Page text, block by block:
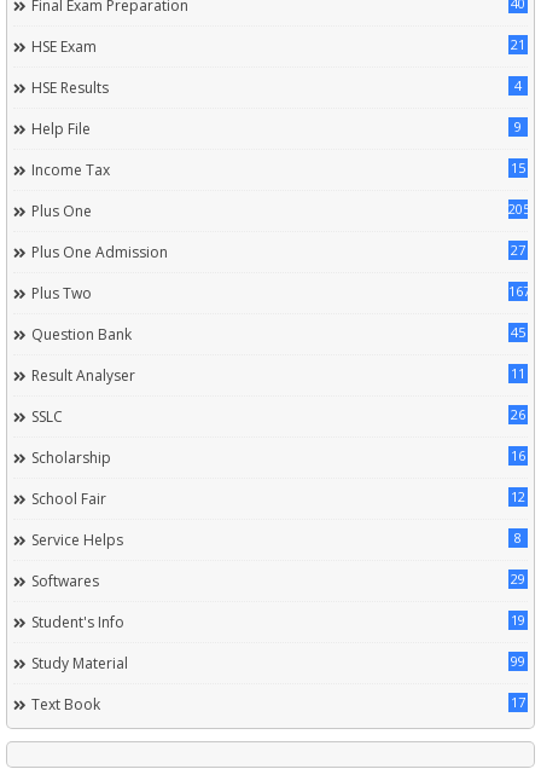
Final Exam Preparation
HSE Exam 21
HSE Results 4
Help File 9
Income Tax 15
Plus One 205
Plus One Admission 27
Plus Two 167
Question Bank 45
Result Analyser 11
SSLC 26
Scholarship 16
School Fair 12
Service Helps 8
Softwares 29
Student's Info 19
Study Material 99
Text Book 17